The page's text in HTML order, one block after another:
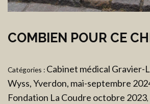
COMBIEN POUR CE
Catégories : Cabinet médical Gravier-
Wyss, Yverdon, mai-septembre
Fondation La Coudre octobre 2023,